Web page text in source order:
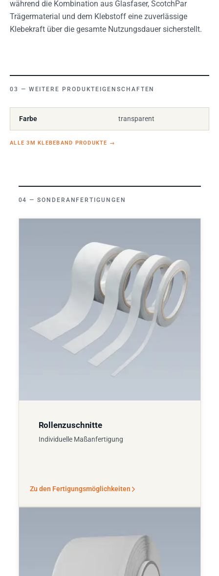
während die Kombination aus Glasfaser, ScotchPar
Trägermaterial und dem Klebstoff eine zuverlässige
Klebekraft über die gesamte Nutzungsdauer sicherstellt.
WEITERE PRODUKTEIGENSCHAFTEN
Farbe transparent
ALLE 3M KLEBEBAND PRODUKTE →
SONDERANFERTIGUNGEN
Rollenzuschnitte
Individuelle Maßanfertigung
Zu den Fertigungsmöglichkeiten